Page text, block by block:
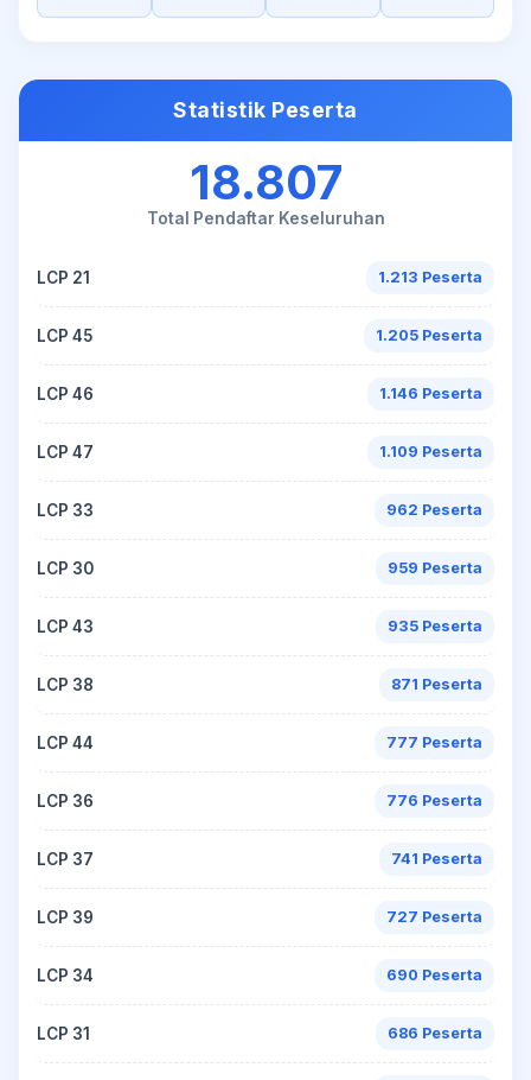
Statistik Peserta
18.807
Total Pendaftar Keseluruhan
LCP 21 1.213 Peserta
LCP 45 1.205 Peserta
LCP 46 1.146 Peserta
LCP 47 1.109 Peserta
LCP 33 962 Peserta
LCP 30 959 Peserta
LCP 43 935 Peserta
LCP 38 871 Peserta
LCP 44 777 Peserta
LCP 36 776 Peserta
LCP 37 741 Peserta
LCP 39 727 Peserta
LCP 34 690 Peserta
LCP 31 686 Peserta